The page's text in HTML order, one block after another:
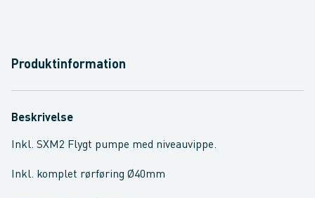
Produktinformation
Beskrivelse
Inkl. SXM2 Flygt pumpe med niveauvippe.
Inkl. komplet rørføring Ø40mm